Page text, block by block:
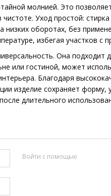
молнией. Это
Уход простой:
оборотах, без
избегая участков с
Она подходит
или гостиной, может
Благодаря
изделие сохраняет форму,
длительного
Войти с помощью